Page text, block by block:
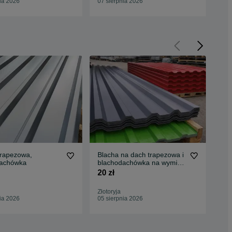
2026
Blacha na dach trapezowa i
blachodachówka na wymiar
od Producenta
20 zł
Złotoryja
05 sierpnia 2026